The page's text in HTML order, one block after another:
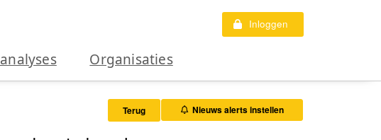
Inloggen
Organisaties
Terug Nieuws alerts instellen